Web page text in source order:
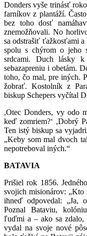
Donders vyše trinásť
farníkov z plantáží.
bez toho dosť
znemožňovali. No
sa odstrašiť ťažkosťami a
spolu s chýrom o jeho
srdcami. Duch lásky
sebazapreniu i obetám.
toho, čo mal, pre iných.
žobrať. Kostolník z
biskup Schepers vyčítal
,Otec Donders, vy odo
keď zomriem?‘ ,Dobrý
Ten istý biskup sa
„Keby som mal dvoch
nepotreboval iných.“
BATAVIA
Prišiel rok 1856.
svojich misionárov:
ihneď odpovedal: „Ja,
Poznal Bataviu,
ľuďmi a – ako sa zdalo,
vydal na svoje nové